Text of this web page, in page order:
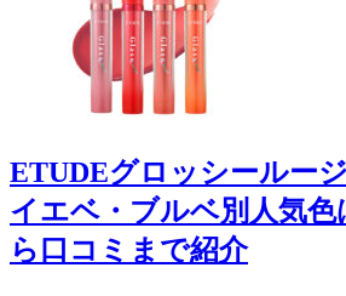
ETUDEグロッシールー
イエベ・ブルベ別人気
ら口コミまで紹介